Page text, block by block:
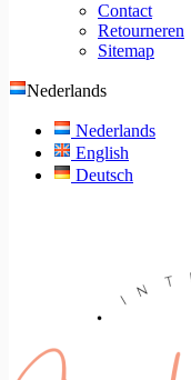
Contact
Retourneren
Sitemap
Nederlands
Nederlands
English
Deutsch